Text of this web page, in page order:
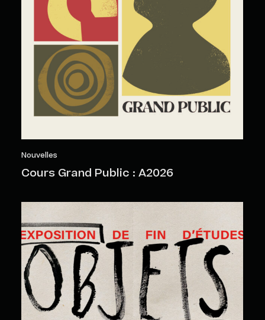
Nouvelles
Cours Grand Public : A2026
Objets sensibles